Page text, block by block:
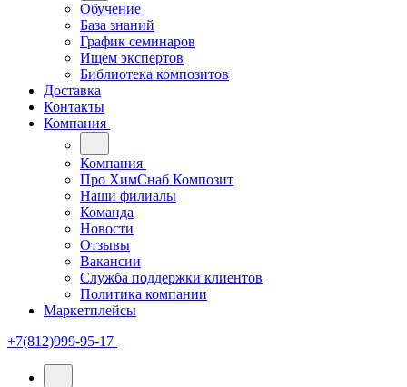
Обучение
База знаний
График семинаров
Ищем экспертов
Библиотека композитов
Доставка
Контакты
Компания
Компания
Про ХимСнаб Композит
Наши филиалы
Команда
Новости
Отзывы
Вакансии
Служба поддержки клиентов
Политика компании
Маркетплейсы
+7(812)999-95-17